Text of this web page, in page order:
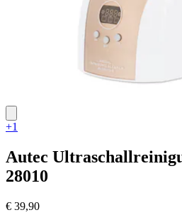
+1
Autec
28010
€ 39,90